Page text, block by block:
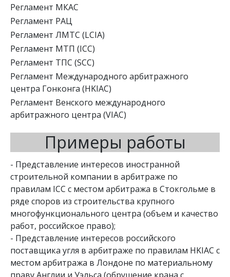
Регламент МКАС
Регламент РАЦ
Регламент ЛМТС (LCIA)
Регламент МТП (ICC)
Регламент ТПС (SCC)
Регламент Международного арбитражного
центра Гонконга (HKIAC)
Регламент Венского международного
арбитражного центра (VIAC)
Примеры работы
- Представление интересов иностранной
строительной компании в арбитраже по
правилам ICC с местом арбитража в Стокгольме в
ряде споров из строительства крупного
многофункционального центра (объем и качество
работ, российское право);
- Представление интересов российского
поставщика угля в арбитраже по правилам HKIAC с
местом арбитража в Лондоне по материальному